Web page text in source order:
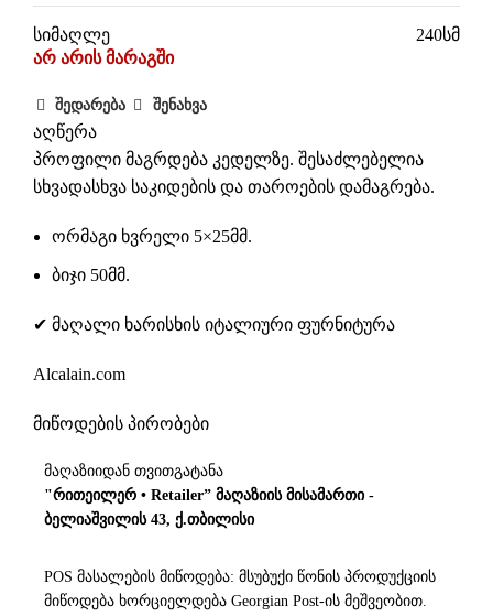
სიმაღლე
240სმ
არ არის მარაგში
შედარება შენახვა
აღწერა
პროფილი მაგრდება კედელზე. შესაძლებელია
სხვადასხვა საკიდების და თაროების დამაგრება.
ორმაგი ხვრელი 5×25მმ.
ბიჯი 50მმ.
✔ მაღალი ხარისხის იტალიური ფურნიტურა
Alcalain.com
მიწოდების პირობები
მაღაზიიდან თვითგატანა
"რითეილერ • Retailer” მაღაზიის მისამართი -
ბელიაშვილის 43, ქ.თბილისი
POS მასალების მიწოდება: მსუბუქი წონის პროდუქციის
მიწოდება ხორციელდება Georgian Post-ის მეშვეობით.